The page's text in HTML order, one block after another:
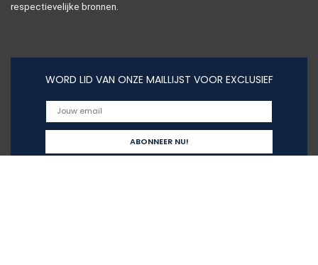
respectievelijke bronnen.
WORD LID VAN ONZE MAILLIJST VOOR EXCLUSIEF